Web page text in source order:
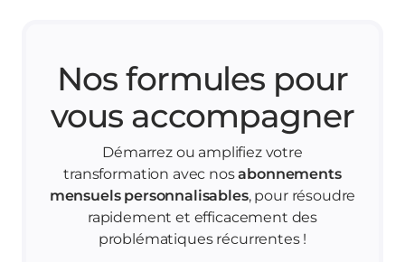
Nos formules pour
vous accompagner
Démarrez ou amplifiez votre
transformation avec nosabonnements
mensuels personnalisables, pour résoudre
rapidement et efficacement des
problématiques récurrentes !